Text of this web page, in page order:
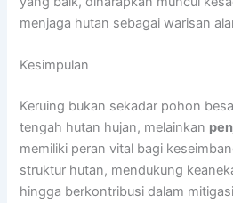
menjaga hutan sebagai warisan
Kesimpulan
Keruing bukan sekadar pohon
tengah hutan hujan, melainkan
memiliki peran vital bagi
struktur hutan, mendukung
hingga berkontribusi dalam